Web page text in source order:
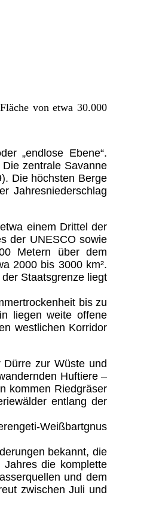
von etwa 30.000
„endlose Ebene“.
zentrale Savanne
Die höchsten Berge
Jahresniederschlag
einem Drittel der
der UNESCO sowie
Metern über dem
2000 bis 3000 km².
Staatsgrenze liegt
bis zu
liegen weite offene
westlichen Korridor
zur Wüste und
Huftiere –
kommen Riedgräser
entlang der
Weißbartgnus
bekannt, die
die komplette
und dem
zwischen Juli und